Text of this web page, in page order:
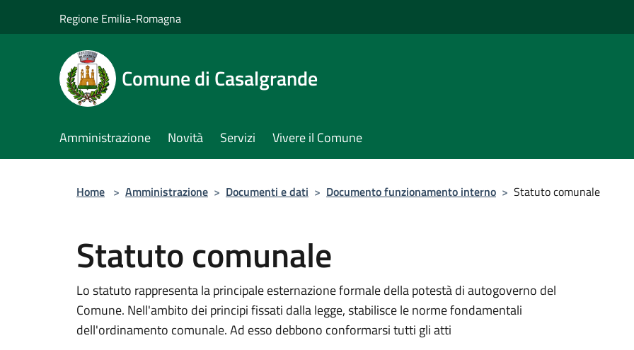
Regione Emilia-Romagna
Comune di Casalgrande
Amministrazione Novità Servizi Vivere il Comune
Home > Amministrazione > Documenti e dati > Documento funzionamento interno > Statuto comunale
Statuto comunale
Lo statuto rappresenta la principale esternazione formale della potestà di autogoverno del
Comune. Nell'ambito dei principi fissati dalla legge, stabilisce le norme fondamentali
dell'ordinamento comunale. Ad esso debbono conformarsi tutti gli atti